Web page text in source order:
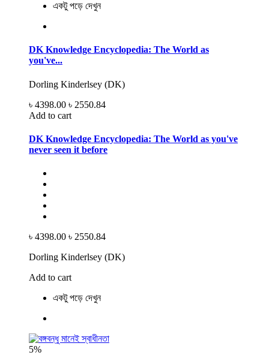
একটু পড়ে দেখুন
DK Knowledge Encyclopedia: The World as
you've...
Dorling Kinderlsey (DK)
৳ 4398.00 ৳ 2550.84
Add to cart
DK Knowledge Encyclopedia: The World as you've
never seen it before
৳ 4398.00 ৳ 2550.84
Dorling Kinderlsey (DK)
Add to cart
একটু পড়ে দেখুন
5%